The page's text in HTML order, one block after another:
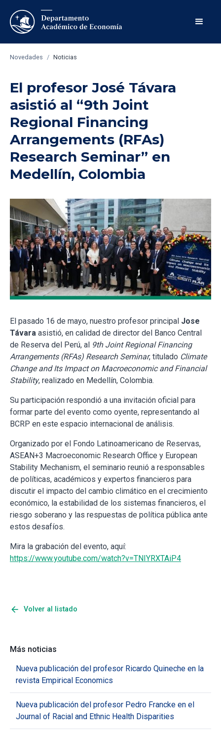
Novedades / Noticias
El profesor José Távara
asistió al “9th Joint
Regional Financing
Arrangements (RFAs)
Research Seminar” en
Medellín, Colombia
El pasado 16 de mayo, nuestro profesor principal Jose
Távara asistió, en calidad de director del Banco Central
de Reserva del Perú, al 9th Joint Regional Financing
Arrangements (RFAs) Research Seminar, titulado Climate
Change and Its Impact on Macroeconomic and Financial
Stability, realizado en Medellín, Colombia.
Su participación respondió a una invitación oficial para
formar parte del evento como oyente, representando al
BCRP en este espacio internacional de análisis.
Organizado por el Fondo Latinoamericano de Reservas,
ASEAN+3 Macroeconomic Research Office y European
Stability Mechanism, el seminario reunió a responsables
de políticas, académicos y expertos financieros para
discutir el impacto del cambio climático en el crecimiento
económico, la estabilidad de los sistemas financieros, el
riesgo soberano y las respuestas de política pública ante
estos desafíos.
Mira la grabación del evento, aquí:
https://www.youtube.com/watch?v=TNIYRXTAiP4
Más noticias
Nueva publicación del profesor Ricardo Quineche en la
revista Empirical Economics
Nueva publicación del profesor Pedro Francke en el
Journal of Racial and Ethnic Health Disparities
arrow_back Volver al listado